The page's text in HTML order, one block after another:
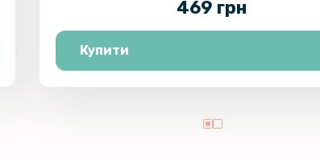
469 грн
Купити